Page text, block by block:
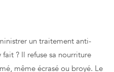
un traitement anti-
fait ? Il refuse sa nourriture
même écrasé ou broyé. Le